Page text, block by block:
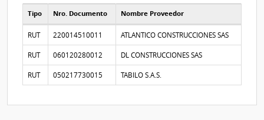
Tipo Nro. Documento Nombre Proveedor
RUT 220014510011 ATLANTICO CONSTRUCCIONES SAS
RUT 060120280012 DL CONSTRUCCIONES SAS
RUT 050217730015 TABILO S.A.S.